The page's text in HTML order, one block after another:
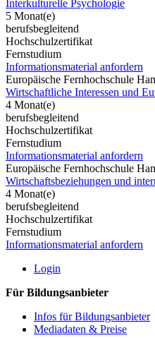
Interkulturelle Psychologie
5 Monat(e)
berufsbegleitend
Hochschulzertifikat
Fernstudium
Informationsmaterial anfordern
Europäische Fernhochschule
Wirtschaftliche Interessen und
4 Monat(e)
berufsbegleitend
Hochschulzertifikat
Fernstudium
Informationsmaterial anfordern
Europäische Fernhochschule
Wirtschaftsbeziehungen und
4 Monat(e)
berufsbegleitend
Hochschulzertifikat
Fernstudium
Informationsmaterial anfordern
Login
Für Bildungsanbieter
Infos für Bildungsanbieter
Mediadaten & Preise